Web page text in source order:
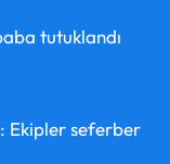
tutuklandı
Ekipler seferber